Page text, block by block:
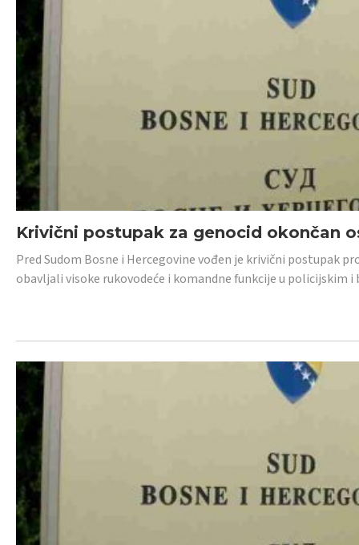
Krivični postupak za genocid okončan
Pred Sudom Bosne i Hercegovine vođen je krivični postupak
obavljali visoke rukovodeće i komandne funkcije u policijskim